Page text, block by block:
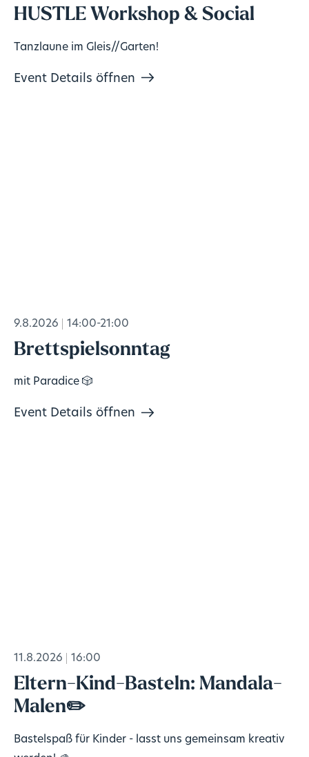
HUSTLE Workshop & Social
Tanzlaune im Gleis//Garten!
Event Details öffnen
9.8.2026 14:00-21:00
Brettspielsonntag
mit Paradice 🎲
Event Details öffnen
11.8.2026 16:00
Eltern-Kind-Basteln: Mandala-
Malen✏️
Bastelspaß für Kinder - lasst uns gemeinsam kreativ